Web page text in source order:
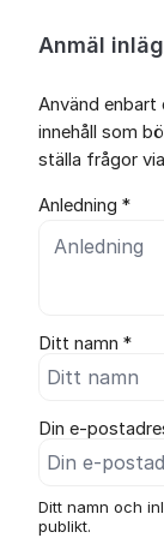
Anmäl
Använd
innehåll som
ställa frågor
Anledning *
Ditt namn *
Din e-
Ditt namn och
publikt.